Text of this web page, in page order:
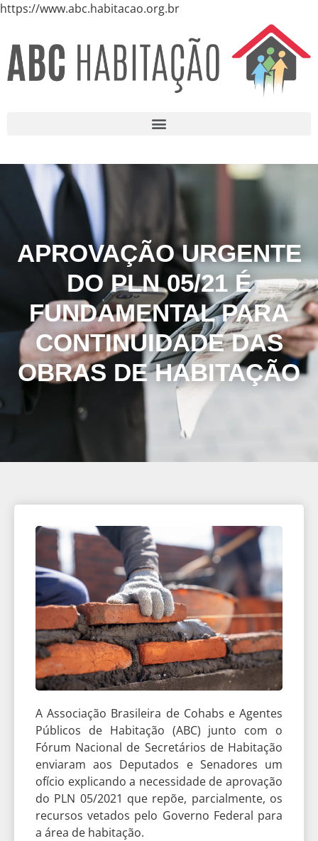
https://www.abc.habitacao.org.br
APROVAÇÃO URGENTE
DO PLN 05/21 É
FUNDAMENTAL PARA
CONTINUIDADE DAS
OBRAS DE HABITAÇÃO
A Associação Brasileira de Cohabs e Agentes
Públicos de Habitação (ABC) junto com o
Fórum Nacional de Secretários de Habitação
enviaram aos Deputados e Senadores um
ofício explicando a necessidade de aprovação
do PLN 05/2021 que repõe, parcialmente, os
recursos vetados pelo Governo Federal para
a área de habitação.